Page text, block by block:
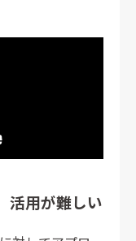
活用が難しい